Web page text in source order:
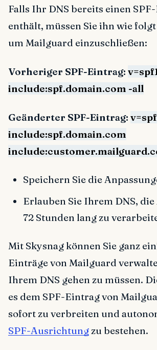
Falls Ihr DNS bereits einen
enthält, müssen Sie ihn wie
um Mailguard einzuschließen:
Vorheriger SPF-Eintrag:
include:spf.domain.com -all
Geänderter SPF-Eintrag:
include:spf.domain.com
Speichern Sie die
Erlauben Sie Ihrem DNS,
72 Stunden lang zu
Mit Skysnag können Sie ganz
Einträge von Mailguard
Ihrem DNS gehen zu müssen.
es dem SPF-Eintrag von
sofort zu verbreiten und
SPF-Ausrichtung zu bestehen.